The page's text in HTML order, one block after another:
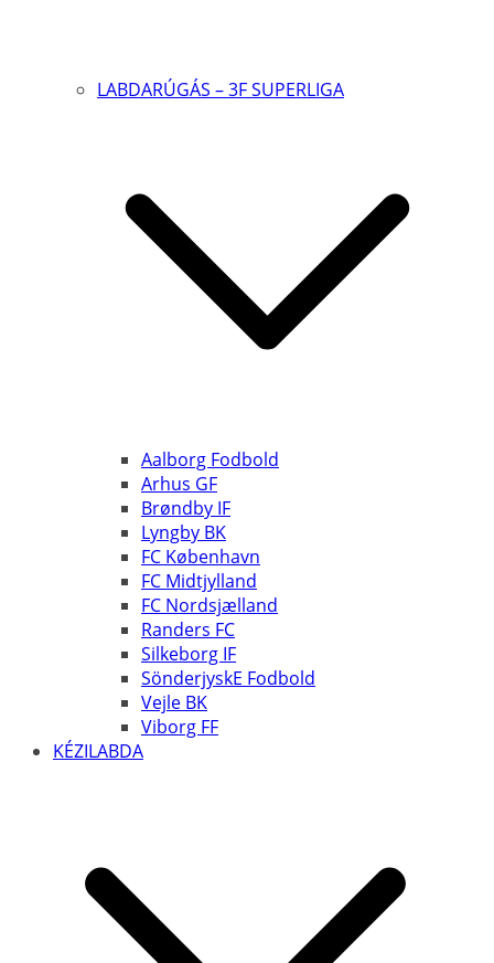
LABDARÚGÁS – 3F SUPERLIGA
Aalborg Fodbold
Arhus GF
Brøndby IF
Lyngby BK
FC København
FC Midtjylland
FC Nordsjælland
Randers FC
Silkeborg IF
SönderjyskE Fodbold
Vejle BK
Viborg FF
KÉZILABDA